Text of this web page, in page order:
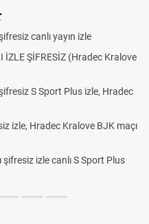
canlı yayın izle
ŞİFRESİZ (Hradec Kralove
S Sport Plus izle, Hradec
izle, Hradec Kralove BJK maçı
izle canlı S Sport Plus